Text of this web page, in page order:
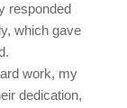
responded
which gave
work, my
dedication,